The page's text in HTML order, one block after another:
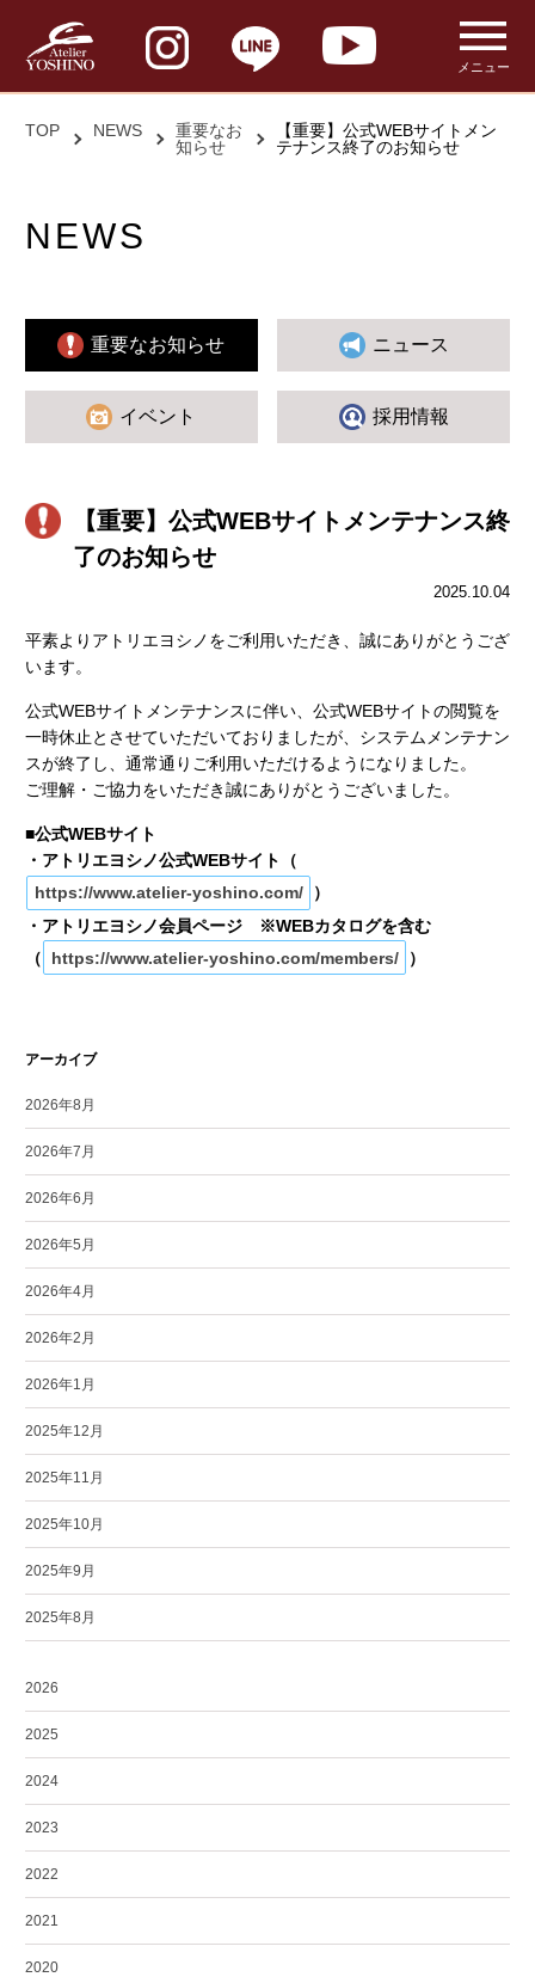
メニュー
TOP NEWS
重要なお
知らせ
【重要】公式WEBサイトメン
テナンス終了のお知らせ
NEWS
重要なお知らせ ニュース
イベント 採用情報
【重要】公式WEBサイトメンテナンス終
了のお知らせ
2025.10.04
平素よりアトリエヨシノをご利用いただき、誠にありがとうござ
います。
公式WEBサイトメンテナンスに伴い、公式WEBサイトの閲覧を
一時休止とさせていただいておりましたが、システムメンテナン
スが終了し、通常通りご利用いただけるようになりました。
ご理解・ご協力をいただき誠にありがとうございました。
■公式WEBサイト
・アトリエヨシノ公式WEBサイト（
https://www.atelier-yoshino.com/
）
・アトリエヨシノ会員ページ ※WEBカタログを含む
（
https://www.atelier-yoshino.com/members/ ）
アーカイブ
2026年8月
2026年7月
2026年6月
2026年5月
2026年4月
2026年2月
2026年1月
2025年12月
2025年11月
2025年10月
2025年9月
2025年8月
2026
2025
2024
2023
2022
2021
2020